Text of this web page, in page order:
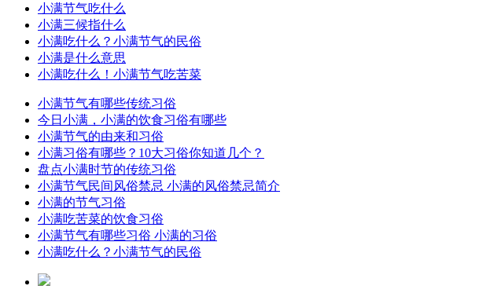
小满节气吃什么
小满三候指什么
小满吃什么？小满节气的民俗
小满是什么意思
小满吃什么！小满节气吃苦菜
小满节气有哪些传统习俗
今日小满，小满的饮食习俗有哪些
小满节气的由来和习俗
小满习俗有哪些？10大习俗你知道几个？
盘点小满时节的传统习俗
小满节气民间风俗禁忌 小满的风俗禁忌简介
小满的节气习俗
小满吃苦菜的饮食习俗
小满节气有哪些习俗 小满的习俗
小满吃什么？小满节气的民俗